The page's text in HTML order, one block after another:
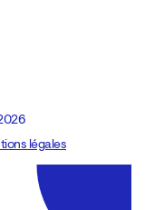
légales